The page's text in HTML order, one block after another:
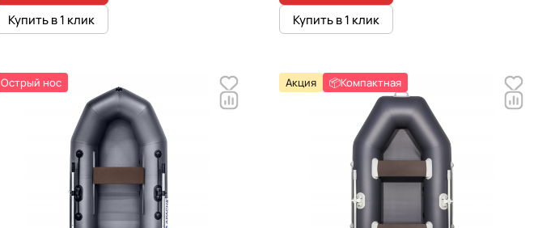
Купить в 1 клик
Купить в 1 клик
Острый нос Акция 📦Компактная